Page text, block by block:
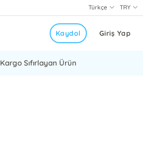
TRY
Türkçe
Giriş Yap
Kaydol
Kargo Sıfırlayan Ürün